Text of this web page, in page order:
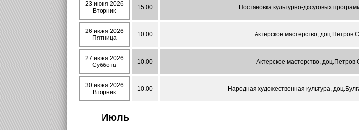
23 июня 2026
Вторник
15.00 Постановка культурно-досуговых
26 июня 2026
Пятница
10.00 Актерское мастерство,
27 июня 2026
Суббота
10.00 Актерское мастерство,
30 июня 2026
Вторник
10.00 Народная художественная культура,
Июль